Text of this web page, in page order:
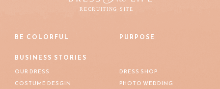
BE COLORFUL PURPOSE
BUSINESS STORIES
OUR DRESS
DRESS SHOP
COSTUME DESGIN
PHOTO WEDDING